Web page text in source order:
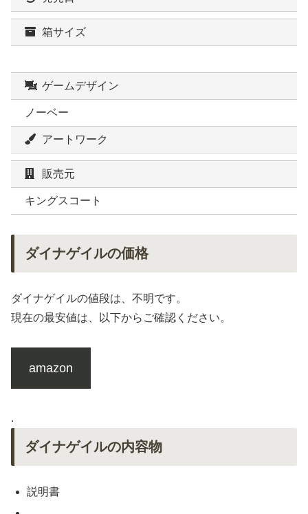
箱サイズ
ゲームデザイン
ノーベー
アートワーク
販売元
キングスコート
ダイナゲイルの価格
ダイナゲイルの値段は、不明です。
現在の最安値は、以下からご確認ください。
amazon
.
ダイナゲイルの内容物
説明書